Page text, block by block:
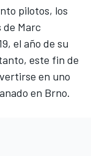
pilotos, los
de Marc
el año de su
este fin de
en uno
en Brno.